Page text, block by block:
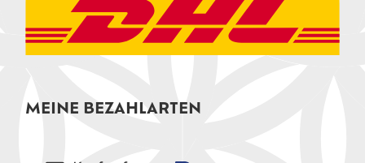
MEINE BEZAHLARTEN